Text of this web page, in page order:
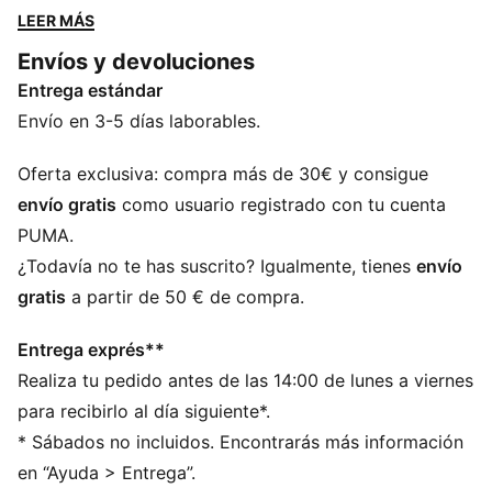
ofrecen comodidad y rendimiento. Átate los cordones
CARACTERÍSTICAS + BENEFICIOS
El empeine de las zapatillas está fabricado con al
menos un 20 % de materiales reciclados
Ancho estándar
Drop del talón a los dedos: 12 mm
Nivel de amortiguación: medio
Peso: 280 g (talla 42)
61,01 % textil y 38,99 % sintético
LEER MÁS
Envíos y devoluciones
Entrega estándar
Envío en 3-5 días laborables.
Oferta exclusiva: compra más de 30€ y consigue
envío gratis como usuario registrado con tu cuenta
PUMA.
¿Todavía no te has suscrito? Igualmente, tienes envío
gratis a partir de 50 € de compra.
Entrega exprés**
Realiza tu pedido antes de las 14:00 de lunes a viernes
para recibirlo al día siguiente*.
* Sábados no incluidos. Encontrarás más información
en “Ayuda > Entrega”.